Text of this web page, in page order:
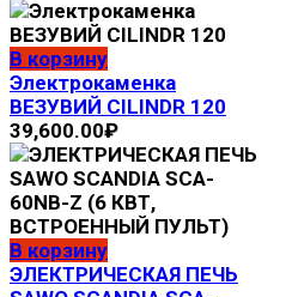
В корзину
Электрокаменка
ВЕЗУВИЙ CILINDR 120
39,600.00₽
В корзину
ЭЛЕКТРИЧЕСКАЯ ПЕЧЬ